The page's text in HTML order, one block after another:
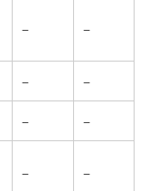
– –
– –
– –
– –